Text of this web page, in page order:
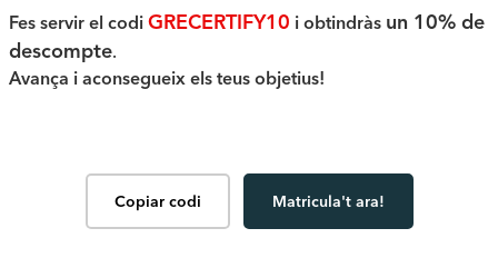
Fes servir el codi GRECERTIFY10 i obtindràs un 10% de
descompte.
Avança i aconsegueix els teus objetius!
Copiar codi Matricula't ara!